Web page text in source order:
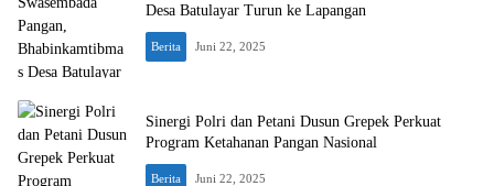
Desa Batulayar Turun ke Lapangan
Berita Juni 22, 2025
Sinergi Polri dan Petani Dusun Grepek Perkuat
Program Ketahanan Pangan Nasional
Berita Juni 22, 2025